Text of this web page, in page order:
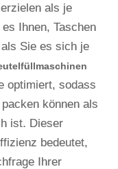
als je
Ihnen, Taschen
Sie es sich je
optimiert, sodass
können als
ist. Dieser
bedeutet,
Ihrer